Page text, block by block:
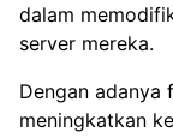
dalam
server mereka.
Dengan adanya
meningkatkan